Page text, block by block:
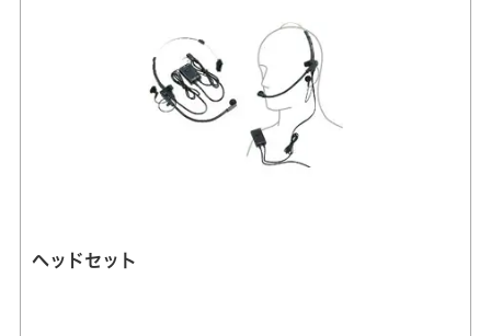
ヘッドセット